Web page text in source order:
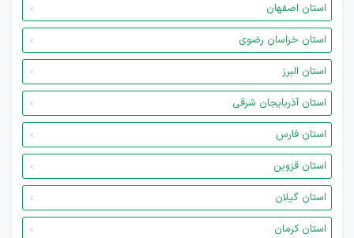
استان اصفهان
استان خراسان رضوی
استان البرز
استان آذربایجان شرقی
استان فارس
استان قزوین
استان گیلان
استان کرمان